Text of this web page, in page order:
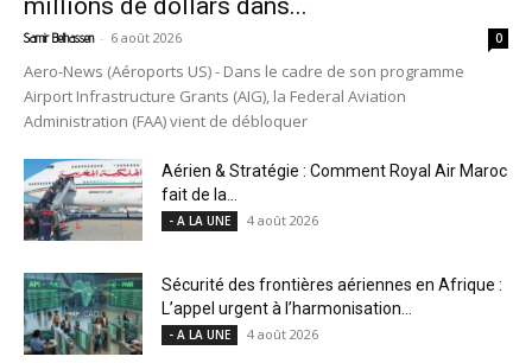
millions de dollars dans...
Samir Belhassen - 6 août 2026 0
Aero-News (Aéroports US) - Dans le cadre de son programme
Airport Infrastructure Grants (AIG), la Federal Aviation
Administration (FAA) vient de débloquer
Aérien & Stratégie : Comment Royal Air Maroc
fait de la...
- A LA UNE 4 août 2026
Sécurité des frontières aériennes en Afrique :
L’appel urgent à l’harmonisation...
- A LA UNE 4 août 2026